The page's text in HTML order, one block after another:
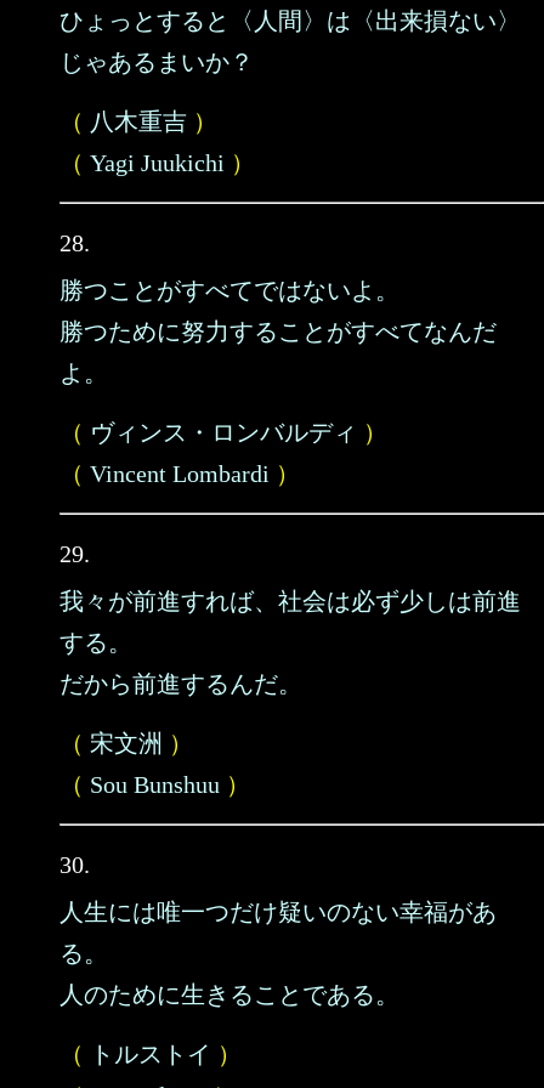
ひょっとすると〈人間〉は〈出来損ない〉
じゃあるまいか？
（ 八木重吉 ）
（ Yagi Juukichi ）
28.
勝つことがすべてではないよ。
勝つために努力することがすべてなんだ
よ。
（ ヴィンス・ロンバルディ ）
（ Vincent Lombardi ）
29.
我々が前進すれば、社会は必ず少しは前進
する。
だから前進するんだ。
（ 宋文洲 ）
（ Sou Bunshuu ）
30.
人生には唯一つだけ疑いのない幸福があ
る。
人のために生きることである。
（ トルストイ ）